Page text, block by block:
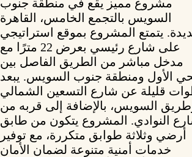
مشروع مميز يقع في منطقة جنوب
السويس بالتجمع الخامس، القاهرة
يتمتع المشروع بموقع استراتيجي
على شارع رئيسي بعرض 22 مترًا مع
مدخل مباشر من الطريق الفاصل بين
الأول ومنطقة جنوب السويس. يبعد
قليلة عن شارع التسعين الشمالي
السويس، بالإضافة إلى قربه من
النوادي. المشروع يتكون من طابق
أرضي وثلاثة طوابق متكررة، مع توفير
خدمات أمنية متنوعة لضمان الأمان